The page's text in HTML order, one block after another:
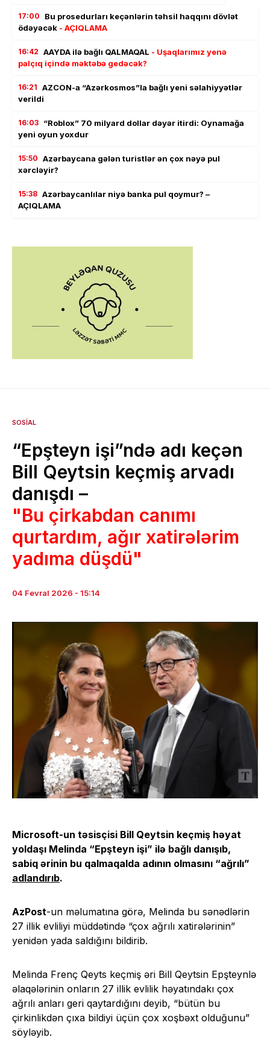
17:00
Bu prosedurları keçənlərin təhsil haqqını dövlət
ödəyəcək - AÇIQLAMA
16:42 AAYDA ilə bağlı QALMAQAL - Uşaqlarımız yenə
palçıq içində məktəbə gedəcək?
16:21 AZCON-a “Azərkosmos”la bağlı yeni səlahiyyətlər
verildi
16:03 “Roblox” 70 milyard dollar dəyər itirdi: Oynamağa
yeni oyun yoxdur
15:50 Azərbaycana gələn turistlər ən çox nəyə pul
xərcləyir?
15:38 Azərbaycanlılar niyə banka pul qoymur? –
AÇIQLAMA
SOSIAL
“Epşteyn işi”ndə adı keçən
Bill Qeytsin keçmiş arvadı
danışdı –
"Bu çirkabdan canımı
qurtardım, ağır xatirələrim
yadıma düşdü"
04 Fevral 2026 - 15:14
Microsoft-un təsisçisi Bill Qeytsin keçmiş həyat
yoldaşı Melinda “Epşteyn işi” ilə bağlı danışıb,
sabiq ərinin bu qalmaqalda adının olmasını “ağrılı”
adlandırıb.
AzPost-un məlumatına görə, Melinda bu sənədlərin
27 illik evliliyi müddətində “çox ağrılı xatirələrinin”
yenidən yada saldığını bildirib.
Melinda Frenç Qeyts keçmiş əri Bill Qeytsin Epşteynlə
əlaqələrinin onların 27 illik evlilik həyatındakı çox
ağrılı anları geri qaytardığını deyib, “bütün bu
çirkinlikdən çıxa bildiyi üçün çox xoşbəxt olduğunu”
söyləyib.